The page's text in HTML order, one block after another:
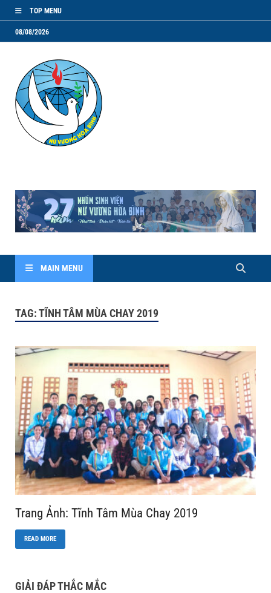
TOP MENU
08/08/2026
MAIN MENU
TAG:TĨNH TÂM MÙA CHAY 2019
Trang Ảnh: Tĩnh Tâm Mùa Chay 2019
READ MORE
GIẢI ĐÁP THẮC MẮC